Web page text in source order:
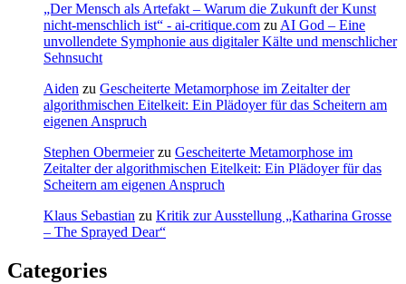
„Der Mensch als Artefakt – Warum die Zukunft der Kunst
nicht-menschlich ist“ - ai-critique.com zu AI God – Eine
unvollendete Symphonie aus digitaler Kälte und menschlicher
Sehnsucht
Aiden zu Gescheiterte Metamorphose im Zeitalter der
algorithmischen Eitelkeit: Ein Plädoyer für das Scheitern am
eigenen Anspruch
Stephen Obermeierzu Gescheiterte Metamorphose im
Zeitalter der algorithmischen Eitelkeit: Ein Plädoyer für das
Scheitern am eigenen Anspruch
Klaus Sebastian zu Kritik zur Ausstellung „Katharina Grosse
– The Sprayed Dear“
Categories